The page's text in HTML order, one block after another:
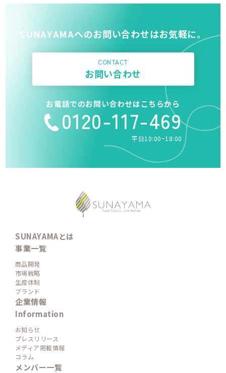
SUNAYAMAへのお問い合わせはお気軽に。
CONTACT
お問い合わせ
お電話でのお問い合わせはこちらから
0120-117-469
平日10:00~18:00
SUNAYAMAとは
事業一覧
商品開発
市場戦略
生産体制
ブランド
企業情報
Information
お知らせ
プレスリリース
メディア掲載情報
コラム
メンバー一覧